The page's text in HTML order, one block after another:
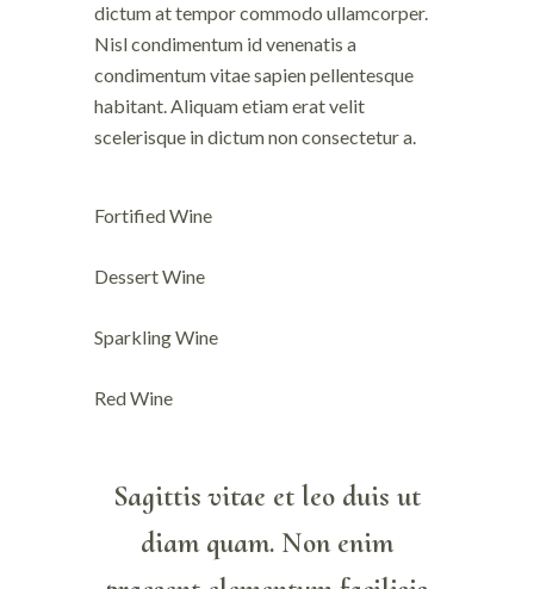
dictum at tempor commodo ullamcorper.
Nisl condimentum id venenatis a
condimentum vitae sapien pellentesque
habitant. Aliquam etiam erat velit
scelerisque in dictum non consectetur a.
Fortified Wine
Dessert Wine
Sparkling Wine
Red Wine
Sagittis vitae et leo duis ut
diam quam. Non enim